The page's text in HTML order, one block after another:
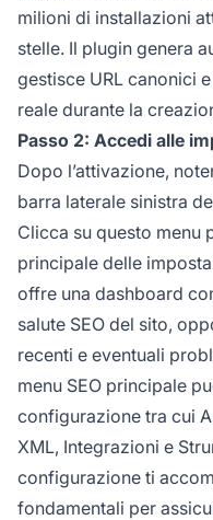
milioni di installazioni
stelle. Il plugin genera
gestisce URL canonici
reale durante la
Passo 2: Accedi alle
Dopo l’attivazione,
barra laterale sinistra
Clicca su questo menu
principale delle
offre una dashboard
salute SEO del sito,
recenti e eventuali
menu SEO principale
configurazione tra cui
XML, Integrazioni e
configurazione ti
fondamentali per